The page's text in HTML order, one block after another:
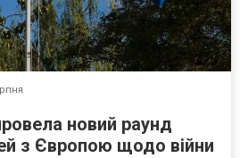
новий раунд
з Європою щодо війни